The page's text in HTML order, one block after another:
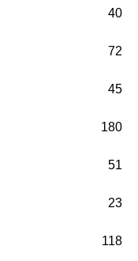
40
72
45
180
51
23
118